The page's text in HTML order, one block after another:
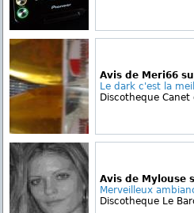
Avis de Meri66
Le dark c'est la
Discotheque Canet
Avis de Mylouse
Merveilleux
Discotheque Le